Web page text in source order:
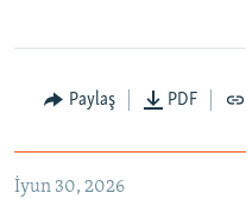
Paylaş PDF
İyun 30, 2026